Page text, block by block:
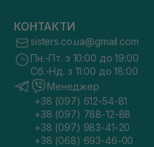
КОНТАКТИ
sisters.co.ua@gmail.com
Пн.-Пт. з 10:00 до 19:00
Сб.-Нд. з 11:00 до 18:00
Менеджер
+38 (097) 612-54-81
+38 (097) 788-12-88
+38 (097) 983-41-20
+38 (068) 693-46-00